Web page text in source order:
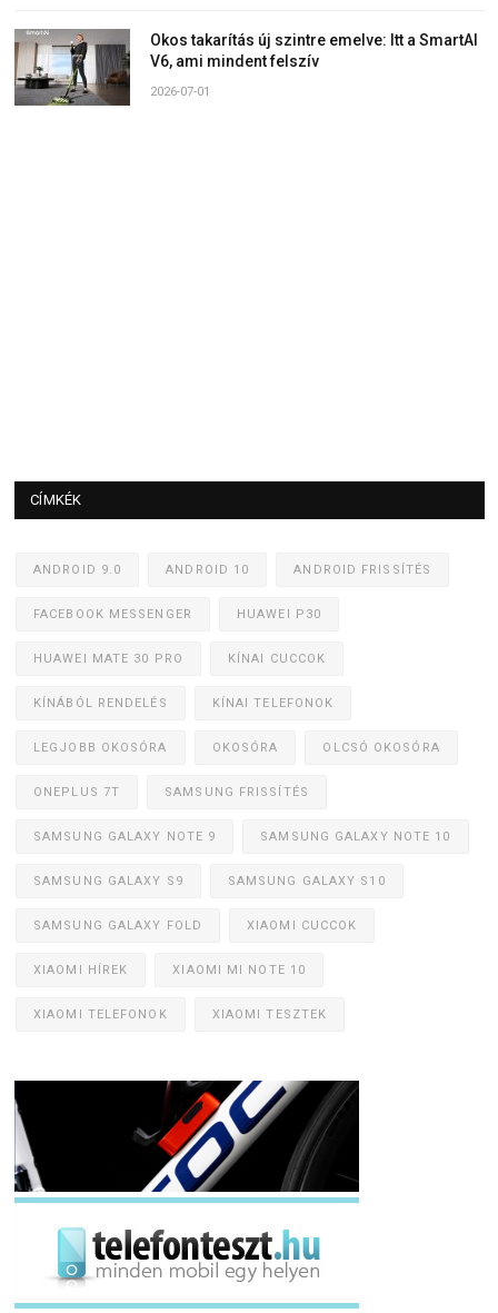
Okos takarítás új szintre emelve: Itt a SmartAI
V6, ami mindent felszív
2026-07-01
CÍMKÉK
ANDROID 9.0 ANDROID 10 ANDROID FRISSÍTÉS
FACEBOOK MESSENGER HUAWEI P30
HUAWEI MATE 30 PRO KÍNAI CUCCOK
KÍNÁBÓL RENDELÉS KÍNAI TELEFONOK
LEGJOBB OKOSÓRA OKOSÓRA OLCSÓ OKOSÓRA
ONEPLUS 7T SAMSUNG FRISSÍTÉS
SAMSUNG GALAXY NOTE 9 SAMSUNG GALAXY NOTE 10
SAMSUNG GALAXY S9 SAMSUNG GALAXY S10
SAMSUNG GALAXY FOLD XIAOMI CUCCOK
XIAOMI HÍREK XIAOMI MI NOTE 10
XIAOMI TELEFONOK XIAOMI TESZTEK